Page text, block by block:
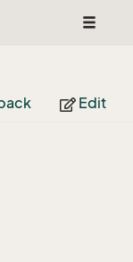
Toggle
Edit